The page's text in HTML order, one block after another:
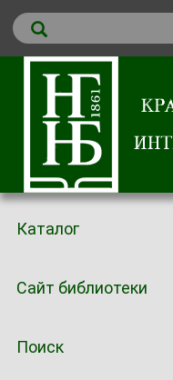
Каталог
Сайт библиотеки
Поиск